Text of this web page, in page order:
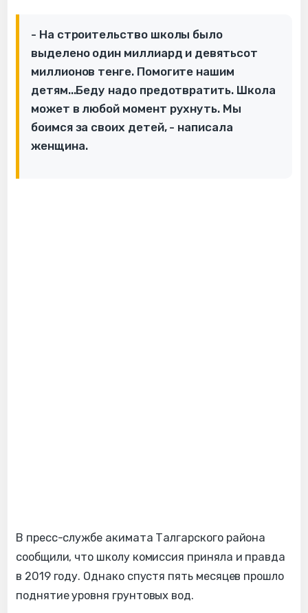
- На строительство школы было
выделено один миллиард и девятьсот
миллионов тенге. Помогите нашим
детям...Беду надо предотвратить. Школа
может в любой момент рухнуть. Мы
боимся за своих детей, - написала
женщина.
В пресс-службе акимата Талгарского района
сообщили, что школу комиссия приняла и правда
в 2019 году. Однако спустя пять месяцев прошло
поднятие уровня грунтовых вод.